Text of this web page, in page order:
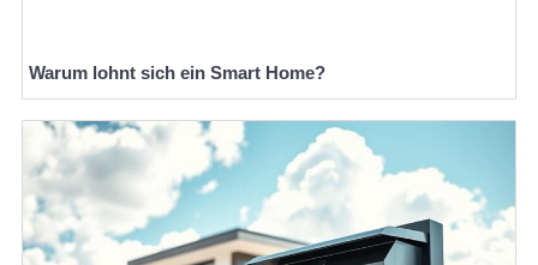
Warum lohnt sich ein Smart Home?